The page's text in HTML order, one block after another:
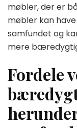
møbler, der er
møbler kan
samfundet og
mere
Fordele